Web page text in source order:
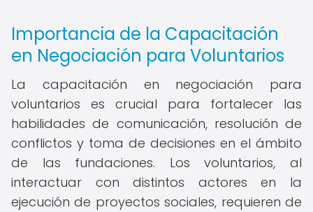
Importancia de la Capacitación
en Negociación para Voluntarios
La capacitación en negociación para
voluntarios es crucial para fortalecer las
habilidades de comunicación, resolución de
conflictos y toma de decisiones en el ámbito
de las fundaciones. Los voluntarios, al
interactuar con distintos actores en la
ejecución de proyectos sociales, requieren de